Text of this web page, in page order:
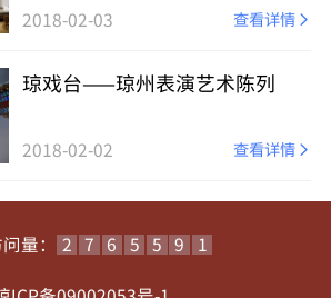
2018-02-03 查看详情
琼戏台——琼州表演艺术陈列
2018-02-02 查看详情
量： 2 7 6 5 5 9
1